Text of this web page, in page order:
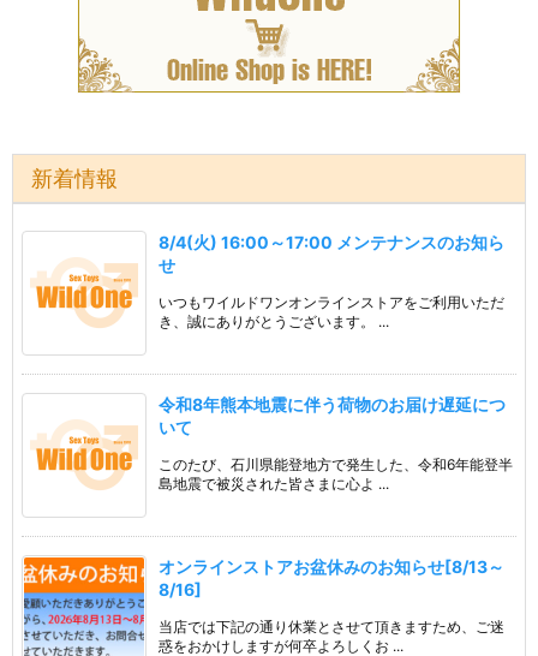
新着情報
8/4(火) 16:00～17:00 メンテナンスのお知ら
せ
いつもワイルドワンオンラインストアをご利用いただ
き、誠にありがとうございます。 ...
令和8年熊本地震に伴う荷物のお届け遅延につ
いて
このたび、石川県能登地方で発生した、令和6年能登半
島地震で被災された皆さまに心よ ...
オンラインストアお盆休みのお知らせ[8/13～
8/16]
当店では下記の通り休業とさせて頂きますため、ご迷
惑をおかけしますが何卒よろしくお ...